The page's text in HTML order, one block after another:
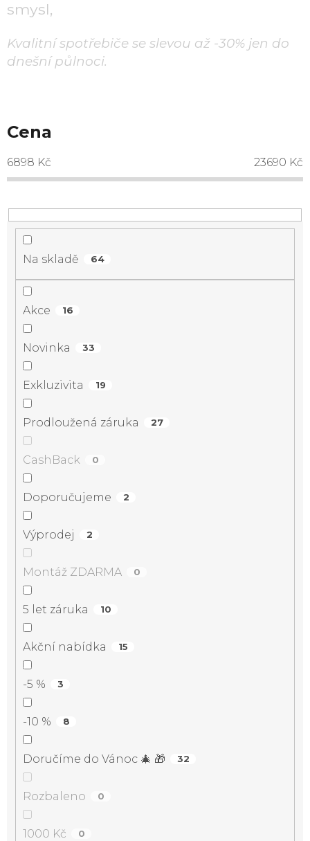
smysl,
Kvalitní spotřebiče se slevou až -30% jen do
dnešní půlnoci.
Cena
6898 Kč 23690 Kč
Na skladě 64
Akce 16
Novinka 33
Exkluzivita 19
Prodloužená záruka 27
CashBack 0
Doporučujeme 2
Výprodej 2
Montáž ZDARMA 0
5 let záruka 10
Akční nabídka 15
-5 % 3
-10 % 8
Doručíme do Vánoc 🎄 🎁 32
Rozbaleno 0
1000 Kč 0